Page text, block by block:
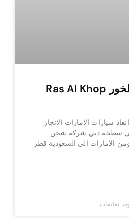
ريكفري راس الخور Ras Al Khop
سيارات الامارات الانجاز
سطحة دبي شركة شحن
الامارات الى السعودية قطر
تعليقات